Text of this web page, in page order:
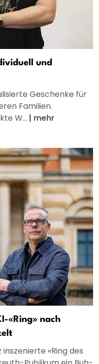
und
Geschenke für
Familien.
W... | mehr
«Ring» nach
«Ring des